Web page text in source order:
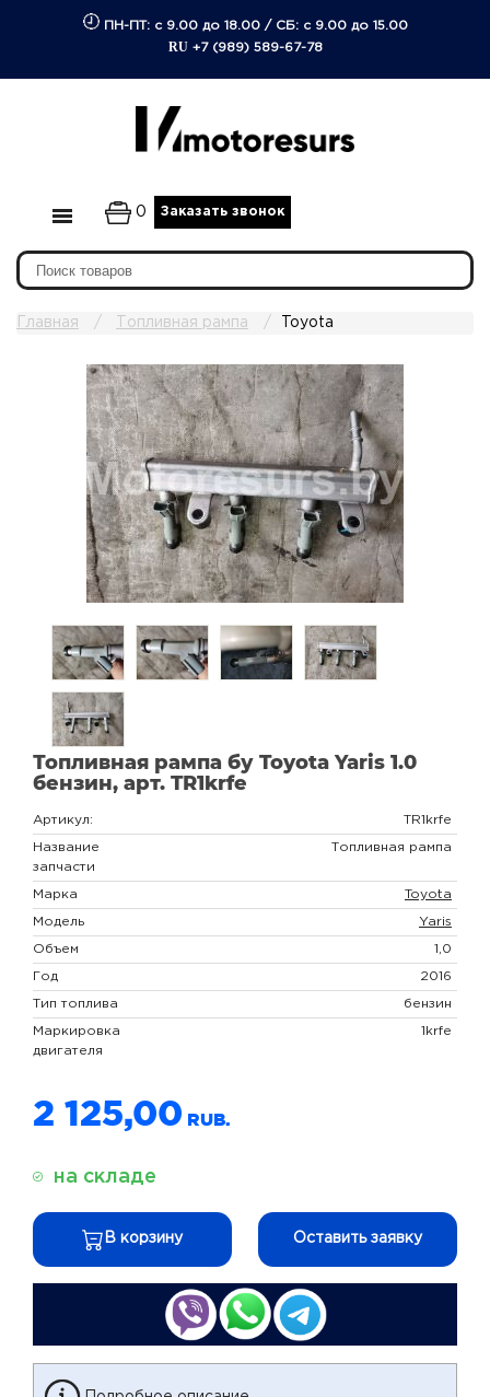
ПН-ПТ: с 9.00 до 18.00/ СБ: с 9.00 до 15.00
RU +7 (989) 589-67-78
0 Заказать звонок
Главная Топливная рампа Toyota
Топливная рампа бу Toyota Yaris 1.0
бензин, арт. TR1krfe
Артикул: TR1krfe
Название
запчасти
Топливная рампа
Марка Toyota
Модель Yaris
Объем 1,0
Год 2016
Тип топлива бензин
Маркировка
двигателя
1krfe
2 125,00
на складе
В корзину Оставить заявку